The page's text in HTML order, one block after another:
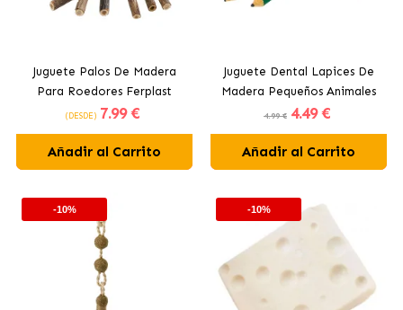
Juguete Palos De Madera
Para Roedores Ferplast
(DESDE) 7.99 €
Añadir al Carrito
Juguete Dental Lapices De
Madera Pequeños Animales
Ferplast
4.99 € 4.49 €
Añadir al Carrito
-10% -10%